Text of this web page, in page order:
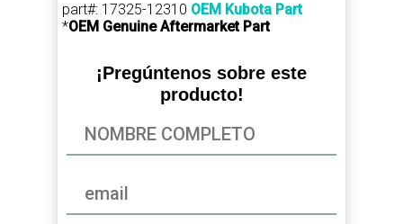
part#: 17325-12310 OEM Kubota Part
*OEM Genuine Aftermarket Part
¡Pregúntenos sobre este
producto!